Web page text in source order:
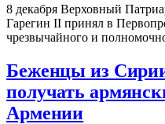
8 декабря Верховный
Гарегин II принял в
чрезвычайного и
Беженцы из
получать
Армении